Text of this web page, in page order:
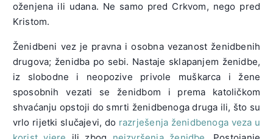
oženjena ili udana. Ne samo pred Crkvom, nego pred
Kristom.
Ženidbeni vez je pravna i osobna vezanost ženidbenih
drugova; ženidba po sebi. Nastaje sklapanjem ženidbe,
iz slobodne i neopozive privole muškarca i žene
sposobnih vezati se ženidbom i prema katoličkom
shvaćanju opstoji do smrti ženidbenoga druga ili, što su
vrlo rijetki slučajevi, do razrješenja ženidbenoga veza u